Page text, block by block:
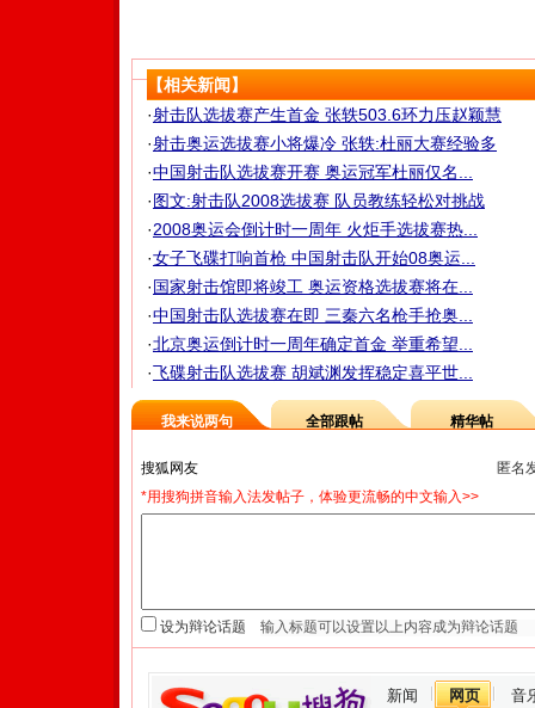
【相关新闻】
·射击队选拔赛产生首金 张轶503.6环力压赵颖慧
·射击奥运选拔赛小将爆冷 张轶:杜丽大赛经验多
·中国射击队选拔赛开赛 奥运冠军杜丽仅名...
·图文:射击队2008选拔赛 队员教练轻松对挑战
·2008奥运会倒计时一周年 火炬手选拔赛热...
·女子飞碟打响首枪 中国射击队开始08奥运...
·国家射击馆即将竣工 奥运资格选拔赛将在...
·中国射击队选拔赛在即 三秦六名枪手抢奥...
·北京奥运倒计时一周年确定首金 举重希望...
·飞碟射击队选拔赛 胡斌渊发挥稳定喜平世...
我来说两句 全部跟帖 精华帖
匿名
*用搜狗拼音输入法发帖子，体验更流畅的中文输入>>
设为辩论话题
新闻 网页 音